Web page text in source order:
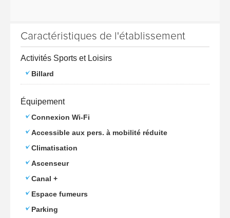
Caractéristiques de l'établissement
Activités Sports et Loisirs
Billard
Équipement
Connexion Wi-Fi
Accessible aux pers. à mobilité réduite
Climatisation
Ascenseur
Canal +
Espace fumeurs
Parking